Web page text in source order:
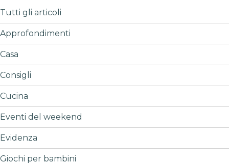
Tutti gli articoli
Approfondimenti
Casa
Consigli
Cucina
Eventi del weekend
Evidenza
Giochi per bambini